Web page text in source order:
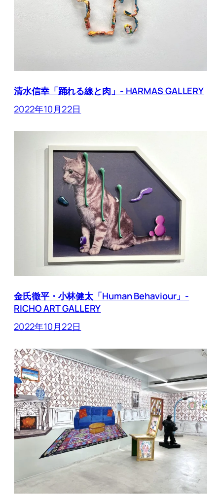
清水信幸「踊れる線と肉」- HARMAS GALLERY
2022年10月22日
金氏徹平・小林健太「Human Behaviour」-
RICHO ART GALLERY
2022年10月22日